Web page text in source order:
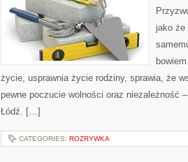
jako że
życie, usprawnia życie rodziny, sprawia, że
pewne poczucie wolności oraz niezależność
Łódź. […]
CATEGORIES: ROZRYWKA